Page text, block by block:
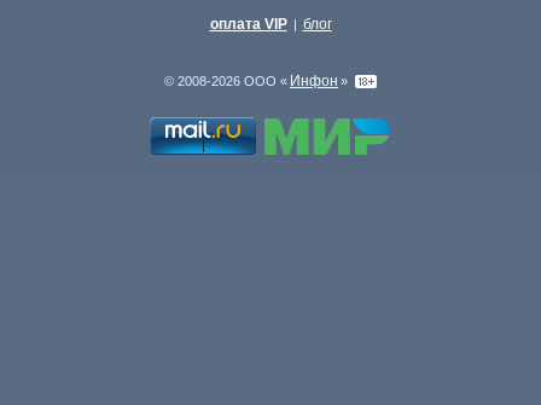
оплата VIP | блог
© 2008-2026 ООО « Инфон »